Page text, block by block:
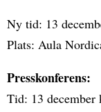
Ny tid: 13
Plats: Aula
Presskonferens:
Tid: 13